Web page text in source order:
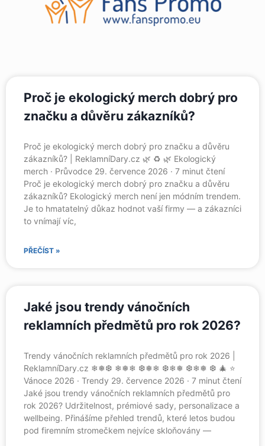
Proč je ekologický merch dobrý pro
značku a důvěru zákazníků?
Proč je ekologický merch dobrý pro značku a důvěru
zákazníků? | ReklamníDary.cz 🌿 ♻️ 🌿 Ekologický
merch · Průvodce 29. července 2026 · 7 minut čtení
Proč je ekologický merch dobrý pro značku a důvěru
zákazníků? Ekologický merch není jen módním trendem.
Je to hmatatelný důkaz hodnot vaší firmy — a zákazníci
to vnímají víc,
PŘEČÍST »
Jaké jsou trendy vánočních
reklamních předmětů pro rok 2026?
Trendy vánočních reklamních předmětů pro rok 2026 |
ReklamníDary.cz ❄❅❆ ❄❅❄ ❆❅❄ ❆❄❅ ❆❄❅ ❆ 🎄 ⭐
Vánoce 2026 · Trendy 29. července 2026 · 7 minut čtení
Jaké jsou trendy vánočních reklamních předmětů pro
rok 2026? Udržitelnost, prémiové sady, personalizace a
wellbeing. Přinášíme přehled trendů, které letos budou
pod firemním stromečkem nejvíce skloňovány —